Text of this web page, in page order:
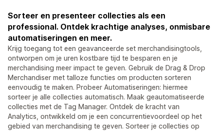
Sorteer en presenteer collecties als een
professional. Ontdek krachtige analyses, onmisbare
automatiseringen en meer.
Krijg toegang tot een geavanceerde set merchandisingtools,
ontworpen om je uren kostbare tijd te besparen en je
merchandising meer impact te geven. Gebruik de Drag & Drop
Merchandiser met talloze functies om producten sorteren
eenvoudig te maken. Probeer Automatiseringen: hiermee
sorteer je alle collecties automatisch. Maak geautomatiseerde
collecties met de Tag Manager. Ontdek de kracht van
Analytics, ontwikkeld om je een concurrentievoordeel op het
gebied van merchandising te geven. Sorteer je collecties op